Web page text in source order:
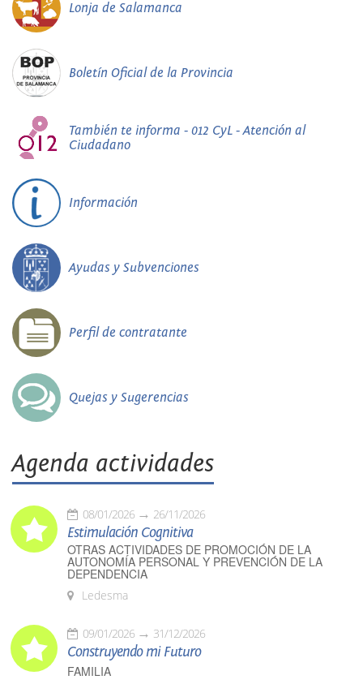
Lonja de Salamanca
Boletín Oficial de la Provincia
También te informa - 012 CyL - Atención al
Ciudadano
Información
Ayudas y Subvenciones
Perfil de contratante
Quejas y Sugerencias
Agenda actividades
08/01/2026 26/11/2026
Estimulación Cognitiva
OTRAS ACTIVIDADES DE PROMOCIÓN DE LA
AUTONOMÍA PERSONAL Y PREVENCIÓN DE LA
DEPENDENCIA
Ledesma
09/01/2026 31/12/2026
Construyendo mi Futuro
FAMILIA